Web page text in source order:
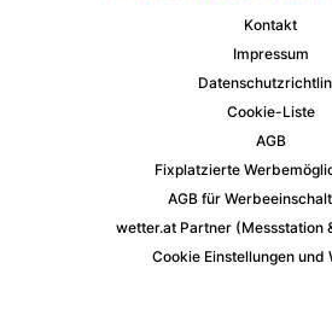
Kontakt
Impressum
Cookie-Liste
AGB
Fixplatzierte
AGB für
wetter.at Partner (Messstation
Cookie Einstellungen und